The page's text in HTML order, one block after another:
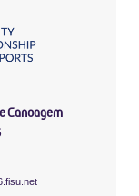
Canoagem